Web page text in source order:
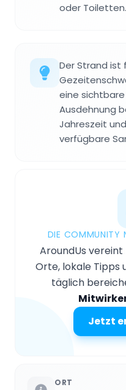
oder Toiletten.
Der Strand ist
eine
Ausdehnung
Jahreszeit
verfügbare
DIE COMMUNITY
AroundUs
Orte, lokale Tipps
täglich
Jetzt
ORT